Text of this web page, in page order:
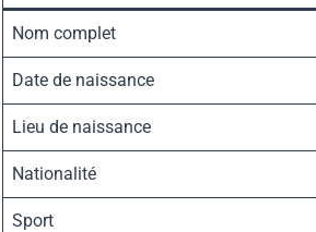
Nom complet
Date de naissance
Lieu de naissance
Nationalité
Sport